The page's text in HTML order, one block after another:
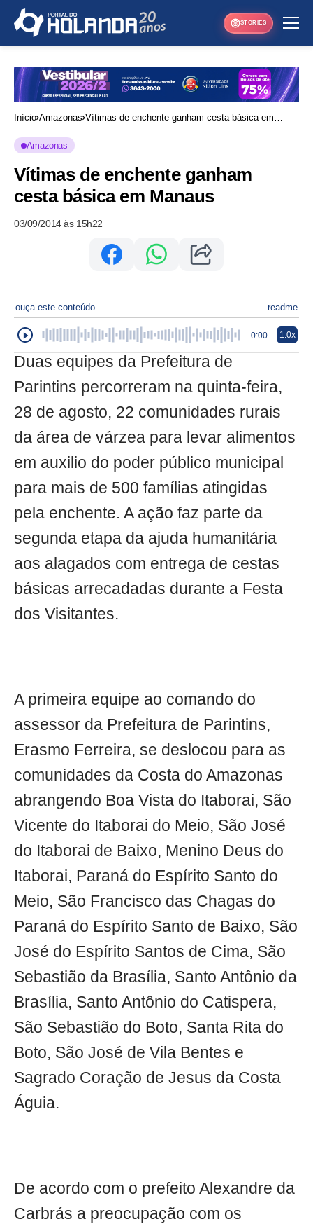
STORIES
Início Amazonas Vítimas de enchente ganham cesta básica em
Amazonas
Vítimas de enchente ganham
cesta básica em Manaus
03/09/2014 às 15h22
ouça este conteúdo readme
0:00 1.0x
Duas equipes da Prefeitura de
Parintins percorreram na quinta-feira,
28 de agosto, 22 comunidades rurais
da área de várzea para levar alimentos
em auxilio do poder público municipal
para mais de 500 famílias atingidas
pela enchente. A ação faz parte da
segunda etapa da ajuda humanitária
aos alagados com entrega de cestas
básicas arrecadadas durante a Festa
dos Visitantes.
A primeira equipe ao comando do
assessor da Prefeitura de Parintins,
Erasmo Ferreira, se deslocou para as
comunidades da Costa do Amazonas
abrangendo Boa Vista do Itaborai, São
Vicente do Itaborai do Meio, São José
do Itaborai de Baixo, Menino Deus do
Itaborai, Paraná do Espírito Santo do
Meio, São Francisco das Chagas do
Paraná do Espírito Santo de Baixo, São
José do Espírito Santos de Cima, São
Sebastião da Brasília, Santo Antônio da
Brasília, Santo Antônio do Catispera,
São Sebastião do Boto, Santa Rita do
Boto, São José de Vila Bentes e
Sagrado Coração de Jesus da Costa
Águia.
De acordo com o prefeito Alexandre da
Carbrás a preocupação com os